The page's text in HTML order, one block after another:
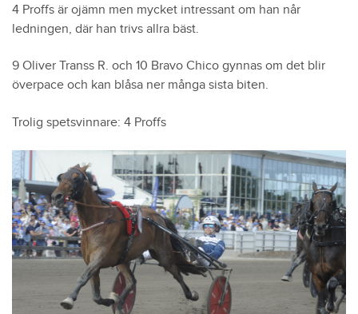
4 Proffs är ojämn men mycket intressant om han når
ledningen, där han trivs allra bäst.
9 Oliver Transs R. och 10 Bravo Chico gynnas om det blir
överpace och kan blåsa ner många sista biten.
Trolig spetsvinnare: 4 Proffs